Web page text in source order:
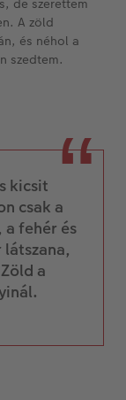
de szerettem
A zöld
és néhol a
szedtem.
kicsit
csak a
a fehér és
a